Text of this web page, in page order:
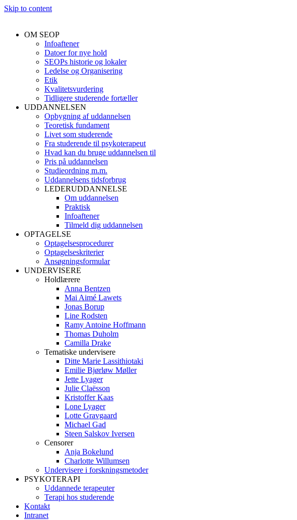
Skip to content
OM SEOP
Infoaftener
Datoer for nye hold
SEOPs historie og lokaler
Ledelse og Organisering
Etik
Kvalitetsvurdering
Tidligere studerende fortæller
UDDANNELSEN
Opbygning af uddannelsen
Teoretisk fundament
Livet som studerende
Fra studerende til psykoterapeut
Hvad kan du bruge uddannelsen til
Pris på uddannelsen
Studieordning m.m.
Uddannelsens tidsforbrug
LEDERUDDANNELSE
Om uddannelsen
Praktisk
Infoaftener
Tilmeld dig uddannelsen
OPTAGELSE
Optagelsesprocedurer
Optagelseskriterier
Ansøgningsformular
UNDERVISERE
Holdlærere
Anna Bentzen
Mai Aimé Lawets
Jonas Borup
Line Rodsten
Ramy Antoine Hoffmann
Thomas Duholm
Camilla Drake
Tematiske undervisere
Ditte Marie Lassithiotaki
Emilie Bjørløw Møller
Jette Lyager
Julie Claësson
Kristoffer Kaas
Lone Lyager
Lotte Gravgaard
Michael Gad
Steen Salskov Iversen
Censorer
Anja Bokelund
Charlotte Willumsen
Undervisere i forskningsmetoder
PSYKOTERAPI
Uddannede terapeuter
Terapi hos studerende
Kontakt
Intranet